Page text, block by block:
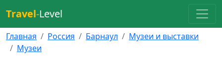
Travel-Level
Главная Россия Барнаул
Музеи и выставки
Музеи